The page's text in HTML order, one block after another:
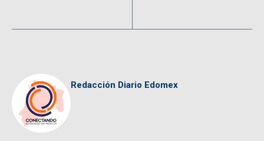
Redacción Diario Edomex